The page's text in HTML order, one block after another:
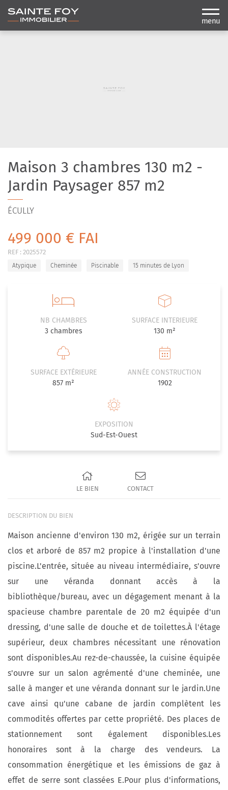
menu
Maison 3 chambres 130 m2 -
Jardin Paysager 857 m2
ÉCULLY
499 000 € FAI
REF : 2025572
Atypique Cheminée Piscinable 15 minutes de Lyon
NB CHAMBRES
3 chambres
SURFACE INTERIEURE
130 m²
SURFACE EXTÉRIEURE
857 m²
ANNÉE CONSTRUCTION
1902
EXPOSITION
Sud-Est-Ouest
LE BIEN CONTACT
DESCRIPTION DU BIEN
Maison ancienne d'environ 130 m2, érigée sur un terrain
clos et arboré de 857 m2 propice à l'installation d'une
piscine.L'entrée, située au niveau intermédiaire, s'ouvre
sur une véranda donnant accès à la
bibliothèque/bureau, avec un dégagement menant à la
spacieuse chambre parentale de 20 m2 équipée d'un
dressing, d'une salle de douche et de toilettes.À l'étage
supérieur, deux chambres nécessitant une rénovation
sont disponibles.Au rez-de-chaussée, la cuisine équipée
s'ouvre sur un salon agrémenté d'une cheminée, une
salle à manger et une véranda donnant sur le jardin.Une
cave ainsi qu'une cabane de jardin complètent les
commodités offertes par cette propriété. Des places de
stationnement sont également disponibles.Les
honoraires sont à la charge des vendeurs. La
consommation énergétique et les émissions de gaz à
effet de serre sont classées E.Pour plus d'informations,